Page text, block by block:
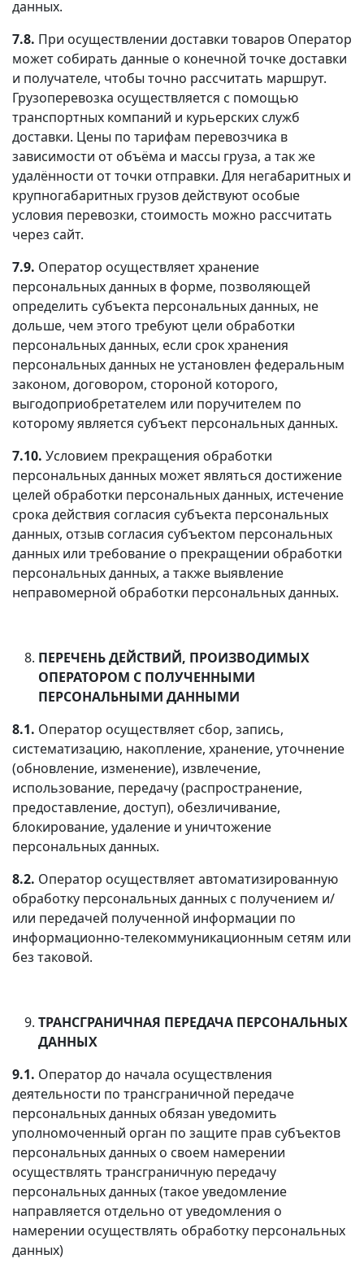
данных.
7.8. При осуществлении доставки товаров Оператор
может собирать данные о конечной точке доставки
и получателе, чтобы точно рассчитать маршрут.
Грузоперевозка осуществляется с помощью
транспортных компаний и курьерских служб
доставки. Цены по тарифам перевозчика в
зависимости от объёма и массы груза, а так же
удалённости от точки отправки. Для негабаритных и
крупногабаритных грузов действуют особые
условия перевозки, стоимость можно рассчитать
через сайт.
7.9. Оператор осуществляет хранение
персональных данных в форме, позволяющей
определить субъекта персональных данных, не
дольше, чем этого требуют цели обработки
персональных данных, если срок хранения
персональных данных не установлен федеральным
законом, договором, стороной которого,
выгодоприобретателем или поручителем по
которому является субъект персональных данных.
7.10. Условием прекращения обработки
персональных данных может являться достижение
целей обработки персональных данных, истечение
срока действия согласия субъекта персональных
данных, отзыв согласия субъектом персональных
данных или требование о прекращении обработки
персональных данных, а также выявление
неправомерной обработки персональных данных.
ПЕРЕЧЕНЬ ДЕЙСТВИЙ, ПРОИЗВОДИМЫХ
ОПЕРАТОРОМ С ПОЛУЧЕННЫМИ
ПЕРСОНАЛЬНЫМИ ДАННЫМИ
8.1. Оператор осуществляет сбор, запись,
систематизацию, накопление, хранение, уточнение
(обновление, изменение), извлечение,
использование, передачу (распространение,
предоставление, доступ), обезличивание,
блокирование, удаление и уничтожение
персональных данных.
8.2. Оператор осуществляет автоматизированную
обработку персональных данных с получением и/
или передачей полученной информации по
информационно-телекоммуникационным сетям или
без таковой.
ТРАНСГРАНИЧНАЯ ПЕРЕДАЧА ПЕРСОНАЛЬНЫХ
ДАННЫХ
9.1. Оператор до начала осуществления
деятельности по трансграничной передаче
персональных данных обязан уведомить
уполномоченный орган по защите прав субъектов
персональных данных о своем намерении
осуществлять трансграничную передачу
персональных данных (такое уведомление
направляется отдельно от уведомления о
намерении осуществлять обработку персональных
данных)